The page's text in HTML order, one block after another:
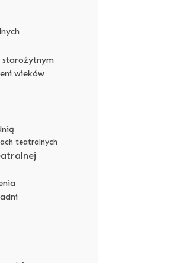
starożytnym
wieków
teatralnych